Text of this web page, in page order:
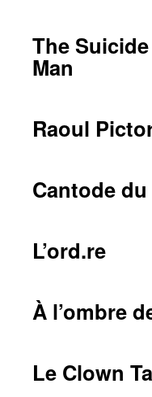
The
Man
Raoul
Cantode
L’ord.re
À l’ombre
Le Clown